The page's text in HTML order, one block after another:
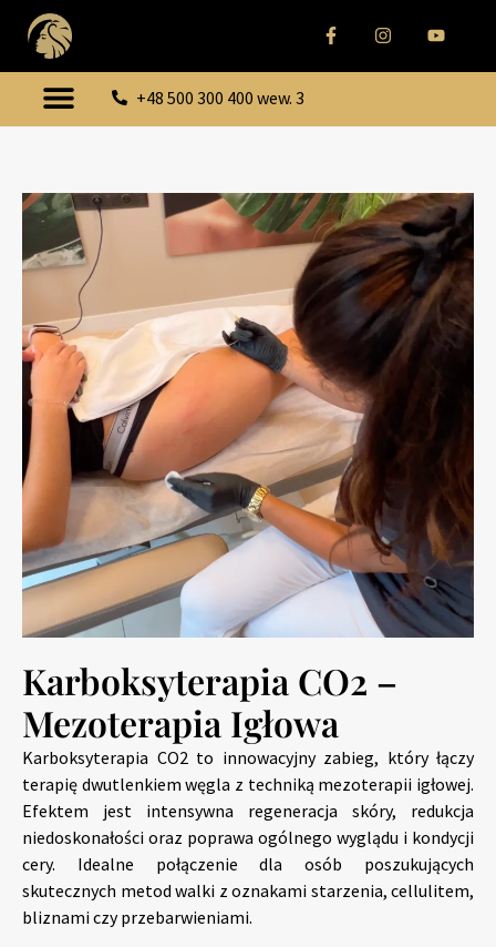
+48 500 300 400 wew. 3
Karboksyterapia CO2 –
Mezoterapia Igłowa
Karboksyterapia CO2 to innowacyjny zabieg, który łączy
terapię dwutlenkiem węgla z techniką mezoterapii igłowej.
Efektem jest intensywna regeneracja skóry, redukcja
niedoskonałości oraz poprawa ogólnego wyglądu i kondycji
cery. Idealne połączenie dla osób poszukujących
skutecznych metod walki z oznakami starzenia, cellulitem,
bliznami czy przebarwieniami.